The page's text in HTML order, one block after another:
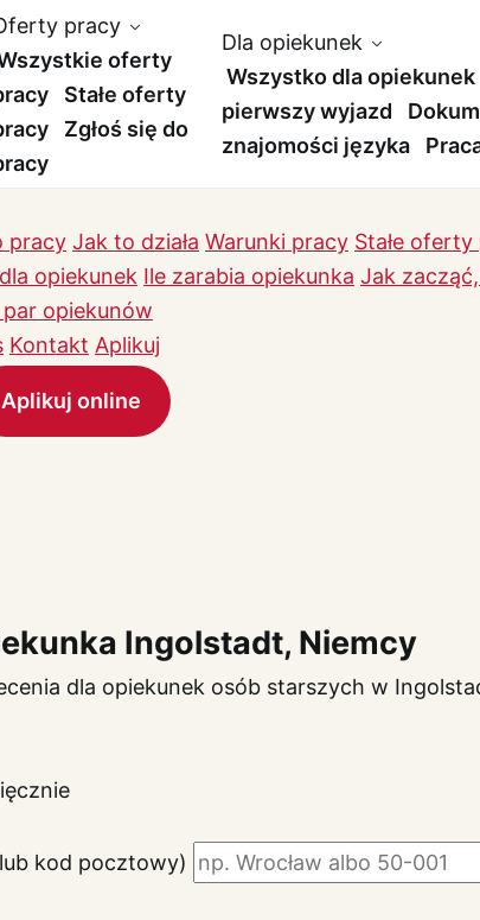
pracy
oferty
Stałe oferty
Zgłoś się do
Dla opiekunek
Wszystko dla opiekunek
pierwszy wyjazd
znajomości języka
pracy Jak to działa Warunki pracy Stałe
opiekunek Ile zarabia opiekunka Jak
par opiekunów
Kontakt Aplikuj
Aplikuj online
Ingolstadt, Niemcy
dla opiekunek osób starszych w
kod pocztowy)